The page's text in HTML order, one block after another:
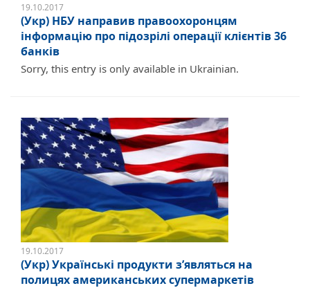
19.10.2017
(Укр) НБУ направив правоохоронцям
інформацію про підозрілі операції клієнтів 36
банків
Sorry, this entry is only available in Ukrainian.
19.10.2017
(Укр) Українські продукти з’являться на
полицях американських супермаркетів